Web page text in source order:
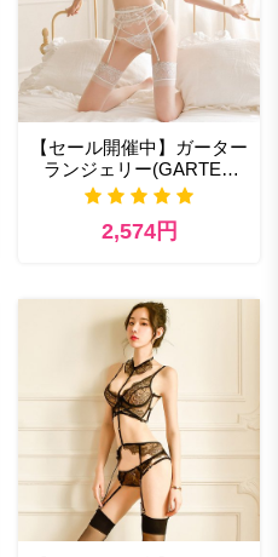
【セール開催中】ガーター
ランジェリー(GARTER
LINGERIE) 激安 セクシー
2,574円